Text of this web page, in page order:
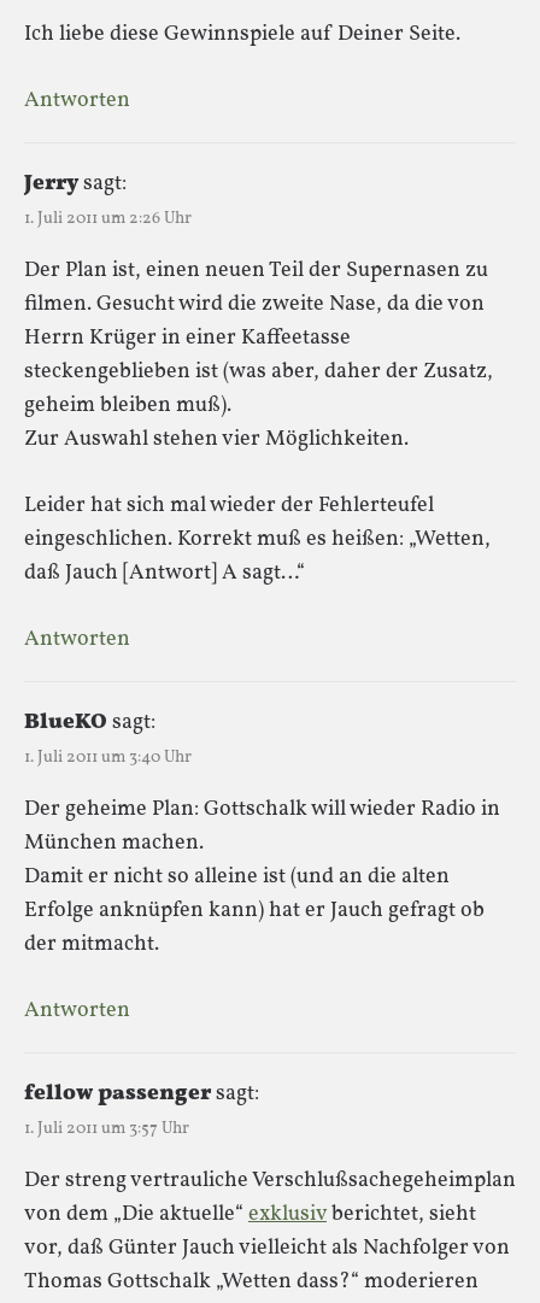
Ich liebe diese Gewinnspiele auf Deiner Seite.
Antworten
Jerrysagt:
1. Juli 2011 um 2:26 Uhr
Der Plan ist, einen neuen Teil der Supernasen zu
filmen. Gesucht wird die zweite Nase, da die von
Herrn Krüger in einer Kaffeetasse
steckengeblieben ist (was aber, daher der Zusatz,
geheim bleiben muß).
Zur Auswahl stehen vier Möglichkeiten.
Leider hat sich mal wieder der Fehlerteufel
eingeschlichen. Korrekt muß es heißen: „Wetten,
daß Jauch [Antwort] A sagt…“
Antworten
BlueKO sagt:
1. Juli 2011 um 3:40 Uhr
Der geheime Plan: Gottschalk will wieder Radio in
München machen.
Damit er nicht so alleine ist (und an die alten
Erfolge anknüpfen kann) hat er Jauch gefragt ob
der mitmacht.
Antworten
fellow passengersagt:
1. Juli 2011 um 3:57 Uhr
Der streng vertrauliche Verschlußsachegeheimplan
von dem „Die aktuelle“ exklusivberichtet, sieht
vor, daß Günter Jauch vielleicht als Nachfolger von
Thomas Gottschalk „Wetten dass?“ moderieren